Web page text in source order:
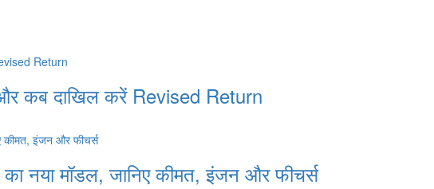
कब दाखिल करें Revised Return
का नया मॉडल, जानिए कीमत, इंजन और फीचर्स